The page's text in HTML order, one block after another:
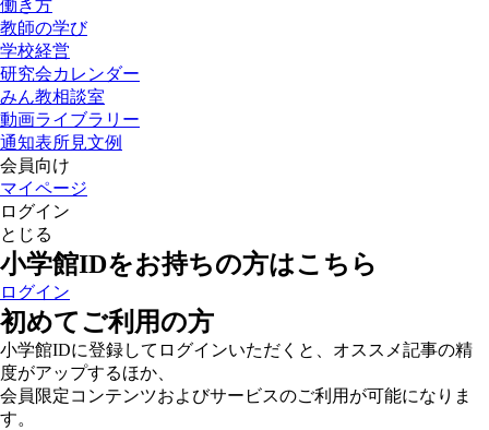
働き方
教師の学び
学校経営
研究会カレンダー
みん教相談室
動画ライブラリー
通知表所見文例
会員向け
マイページ
ログイン
とじる
小学館IDをお持ちの方はこちら
ログイン
初めてご利用の方
小学館IDに登録してログインいただくと、オススメ記事の精
度がアップするほか、
会員限定コンテンツおよびサービスのご利用が可能になりま
す。